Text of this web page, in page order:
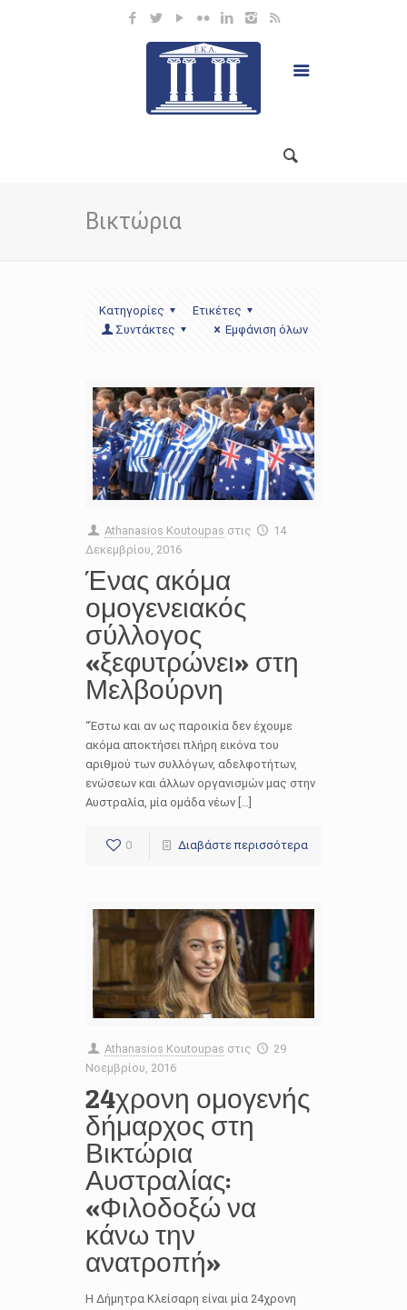
Βικτώρια
Κατηγορίες
Ετικέτες
Συντάκτες
Εμφάνιση όλων
Athanasios Koutoupas στις
14
Δεκεμβρίου, 2016
Ένας ακόμα
ομογενειακός
σύλλογος
«ξεφυτρώνει» στη
Μελβούρνη
“Έστω και αν ως παροικία δεν έχουμε
ακόμα αποκτήσει πλήρη εικόνα του
αριθμού των συλλόγων, αδελφοτήτων,
ενώσεων και άλλων οργανισμών μας στην
Αυστραλία, μία ομάδα νέων […]
0 Διαβάστε περισσότερα
Athanasios Koutoupas στις
29
Νοεμβρίου, 2016
24χρονη ομογενής
δήμαρχος στη
Βικτώρια
Αυστραλίας:
«Φιλοδοξώ να
κάνω την
ανατροπή»
Η Δήμητρα Κλείσαρη είναι μία 24χρονη